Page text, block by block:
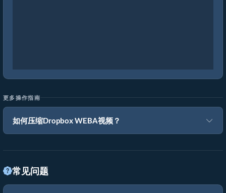
更多操作指南
如何压缩Dropbox WEBA视频？
常见问题